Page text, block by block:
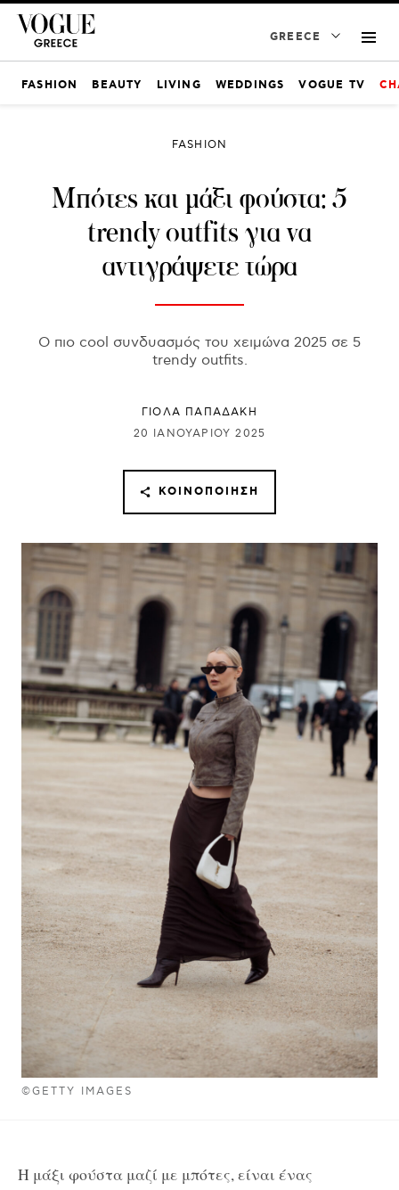
GREECE
FASHION BEAUTY LIVING WEDDINGS VOGUE TV
©GETTY IMAGES
FASHION
Mπότες και μάξι φούστα: 5
trendy outfits για να
αντιγράψετε τώρα
Ο πιο cool συνδυασμός του χειμώνα 2025 σε 5
trendy outfits.
ΓΙΌΛΑ ΠΑΠΑΔΆΚΗ
20 ΙΑΝΟΥΑΡΊΟΥ 2025
ΚΟΙΝΟΠΟΊΗΣΗ
Η μάξι φούστα μαζί με μπότες, είναι ένας